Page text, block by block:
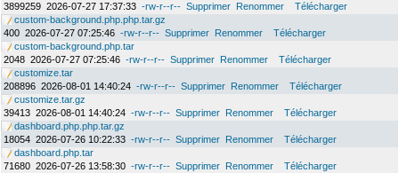
3899259 2026-07-27 17:37:33 -rw-r--r-- Supprimer Renommer
Télécharger
custom-background.php.php.tar.gz
400 2026-07-27 07:25:46 -rw-r--r-- Supprimer Renommer
Télécharger
custom-background.php.tar
2048 2026-07-27 07:25:46 -rw-r--r-- Supprimer Renommer
Télécharger
customize.tar
208896 2026-08-01 14:40:24 -rw-r--r-- Supprimer Renommer
Télécharger
customize.tar.gz
39413 2026-08-01 14:40:24 -rw-r--r-- Supprimer Renommer
Télécharger
dashboard.php.php.tar.gz
18054 2026-07-26 10:22:33 -rw-r--r-- Supprimer Renommer
Télécharger
dashboard.php.tar
71680 2026-07-26 13:58:30 -rw-r--r-- Supprimer Renommer
Télécharger